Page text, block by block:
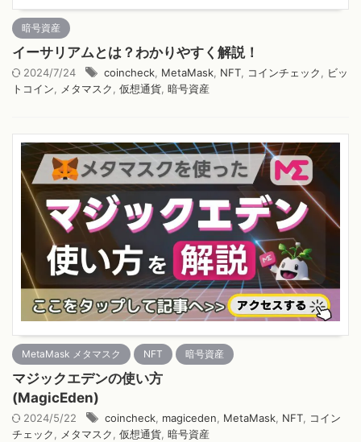
暗号資産
イーサリアムとは？わかりやすく解説！
2024/7/24 coincheck MetaMask NFT コインチェック
ビッ
トコイン
メタマスク 仮想通貨 暗号資産
MetaMask メタマスク NFT 暗号資産
マジックエデンの使い方
(MagicEden)
2024/5/22 coincheck, magiceden, MetaMask, NFT, コイン
チェック, メタマスク, 仮想通貨, 暗号資産